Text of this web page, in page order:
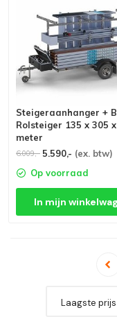
Steigeraanhanger +
Rolsteiger 135 x 305
meter
6.009,- 5.590,- (ex. btw)
Op voorraad
In mijn
Laagste prijs